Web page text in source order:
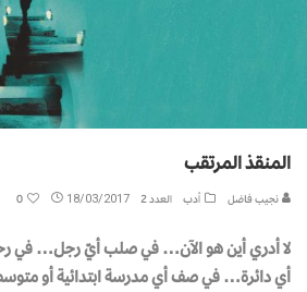
المنقذ المرتقب
نجيب فاضل أدب العدد 2 18/03/2017
0
لا أدري أين هو الآن… في صلب أيّ رجل… في
أي دائرة… في صف أي مدرسة ابتدائية أو